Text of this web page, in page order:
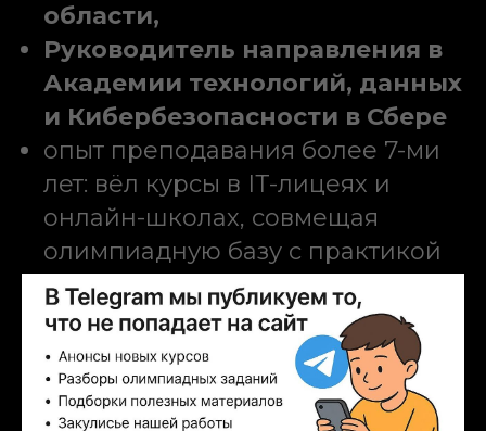
области,
Руководитель направления в
Академии технологий, данных
и Кибербезопасности в Сбере
опыт преподавания более 7-ми
лет: вёл курсы в ІТ-лицеях и
онлайн-школах, совмещая
олимпиадную базу с практикой
геймдева.
Зарегистрироваться